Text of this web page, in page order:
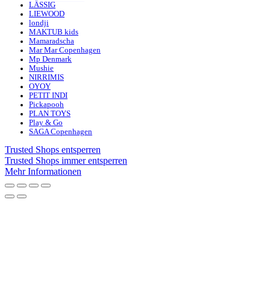
LÄSSIG
LIEWOOD
londji
MAKTUB kids
Mamaradscha
Mar Mar Copenhagen
Mp Denmark
Mushie
NIRRIMIS
OYOY
PETIT INDI
Pickapooh
PLAN TOYS
Play & Go
SAGA Copenhagen
Trusted Shops entsperren
Trusted Shops immer entsperren
Mehr Informationen